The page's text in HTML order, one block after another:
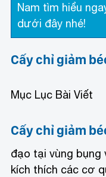
Nam tìm hiểu
dưới đây nhé!
Cấy chỉ giảm
Mục Lục Bài Viết
Cấy chỉ giảm
đạo tại vùng bụng
kích thích các cơ